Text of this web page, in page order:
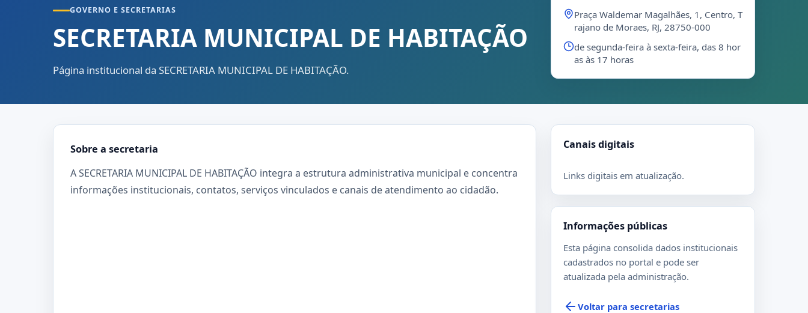
GOVERNO E SECRETARIAS
SECRETARIA MUNICIPAL DE HABITAÇÃO
Página institucional da SECRETARIA MUNICIPAL DE HABITAÇÃO.
Praça Waldemar Magalhães, 1, Centro, T
rajano de Moraes, RJ, 28750-000
de segunda-feira à sexta-feira, das 8 hor
as às 17 horas
Sobre a secretaria
A SECRETARIA MUNICIPAL DE HABITAÇÃO integra a estrutura administrativa municipal e concentra
informações institucionais, contatos, serviços vinculados e canais de atendimento ao cidadão.
Canais digitais
Links digitais em atualização.
Informações públicas
Esta página consolida dados institucionais
cadastrados no portal e pode ser
atualizada pela administração.
Voltar para secretarias